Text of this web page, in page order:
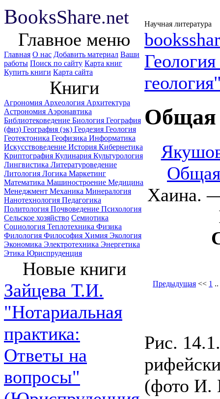
BooksShare.net Научная литература
Главное меню
Главная О нас Добавить материал Ваши
работы Поиск по сайту Карта книг
Купить книги Карта сайта
Книги
Агрономия Археология Архитектура
Астрономия Аэронавтика
Библиотековедение Биология География
(физ) География (эк) Геодезия Геология
Геотектоника Геофизика Информатика
Искусствоведение История Кибернетика
Криптография Кулинария Культурология
Лингвистика Литературоведение
Литология Логика Маркетинг
Математика Машиностроение Медицина
Менеджмент Механика Минералогия
Нанотехнология Педагогика
Политология Почвоведение Психология
Сельское хозяйство Семиотика
Социология Теплотехника Физика
Филология Философия Химия Экология
Экономика Электротехника Энергетика
Этика Юриспруденция
Новые книги
Зайцева Т.И.
"Нотариальная
практика:
Ответы на
вопросы"
Геология
Общая
Общая
Хаина.
Предыдущая << 1 ..
Рис.
(фото И.